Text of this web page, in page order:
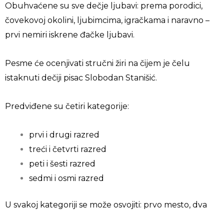
Obuhvaćene su sve dečje ljubavi: prema porodici,
čovekovoj okolini, ljubimcima, igračkama i naravno –
prvi nemiri iskrene đačke ljubavi.
Pesme će ocenjivati stručni žiri na čijem je čelu
istaknuti dečiji pisac Slobodan Stanišić.
Predviđene su četiri kategorije:
prvi i drugi razred
treći i četvrti razred
peti i šesti razred
sedmi i osmi razred
U svakoj kategoriji se može osvojiti: prvo mesto, dva